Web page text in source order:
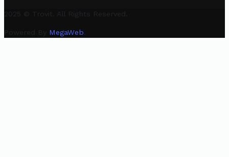
2025 © Trovit. All Rights Reserved.
Powered By MegaWeb